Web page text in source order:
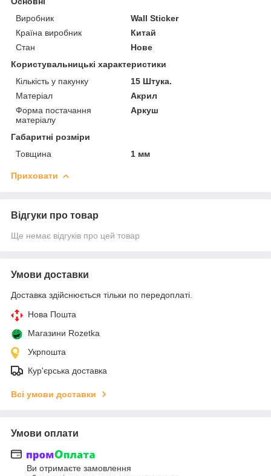
Виробник
Wall Sticker
Країна виробник
Китай
Стан
Нове
Користувальницькі характеристики
Кількість у пакунку
15 Штука.
Матеріал
Акрил
Форма постачання
матеріалу
Аркуш
Габаритні розміри
Товщина
1 мм
Приховати
Відгуки про товар
Ще немає відгуків про цей товар
Умови доставки
Доставка здійснюється тільки по передоплаті.
Нова Пошта
Магазини Rozetka
Укрпошта
Кур'єрська доставка
Всі умови доставки
Умови оплати
Ви отримаєте замовлення